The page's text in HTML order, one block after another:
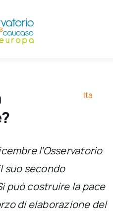
Ita
l’Osservatorio
suo secondo
può costruire la pace
di elaborazione del